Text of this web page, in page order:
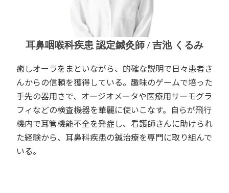
耳鼻咽喉科疾患 認定鍼灸師 / 吉池 くるみ
癒しオーラをまといながら、的確な説明で日々患者さ
んからの信頼を獲得している。趣味のゲームで培った
手先の器用さで、オージオメータや医療用サーモグラ
フィなどの検査機器を華麗に使いこなす。自らが飛行
機内で耳管機能不全を発症し、看護師さんに助けられ
た経験から、耳鼻科疾患の鍼治療を専門に取り組んで
いる。